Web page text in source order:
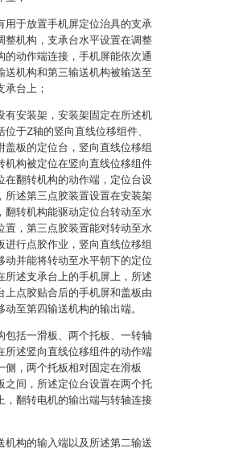
用于放置手机屏定位治具的支承
整机构，支承台水平设置在调整
的动作端连接，手机屏能依次通
送机构和第三输送机构被输送至
承台上；
有安装架，安装架固定在所述机
于Z轴的竖向直线位移组件、
盖板的定位台，竖向直线位移组
机构被定位在竖向直线位移组件
在翻转机构的动作端，定位台设
所述第三点胶装置设置在安装架
翻转机构能驱动定位台转动至水
置，第三点胶装置能对转动至水
进行点胶作业，竖向直线位移组
动并能将转动至水平朝下的定位
所述支承台上的手机屏上，所述
上点胶贴合后的手机屏和盖板由
至第四输送机构的输出端。
包括一滑板、两个托板、一转轴
所述竖向直线位移组件的动作端
侧，两个托板相对固定在滑板
之间，所述定位台设置在两个托
，翻转电机的输出端与转轴连接
机构的输入端以及所述第二输送